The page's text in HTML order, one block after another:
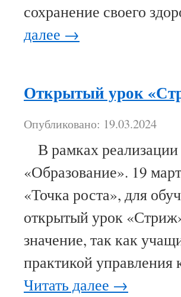
сохранение своего
далее →
Открытый урок
Опубликовано: 19.03.2024
В рамках реализации
«Образование». 19
«Точка роста», для
открытый урок
значение, так как
практикой
Читать далее →